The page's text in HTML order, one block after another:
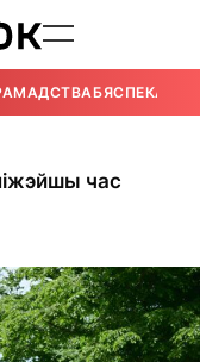
БЯСПЕКА
час